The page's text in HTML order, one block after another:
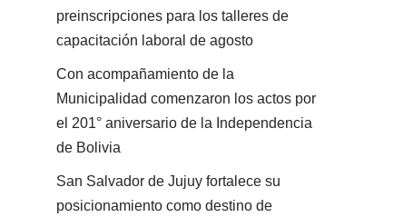
preinscripciones para los talleres de
capacitación laboral de agosto
Con acompañamiento de la
Municipalidad comenzaron los actos por
el 201° aniversario de la Independencia
de Bolivia
San Salvador de Jujuy fortalece su
posicionamiento como destino de